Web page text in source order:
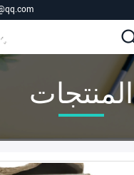
المنتجات